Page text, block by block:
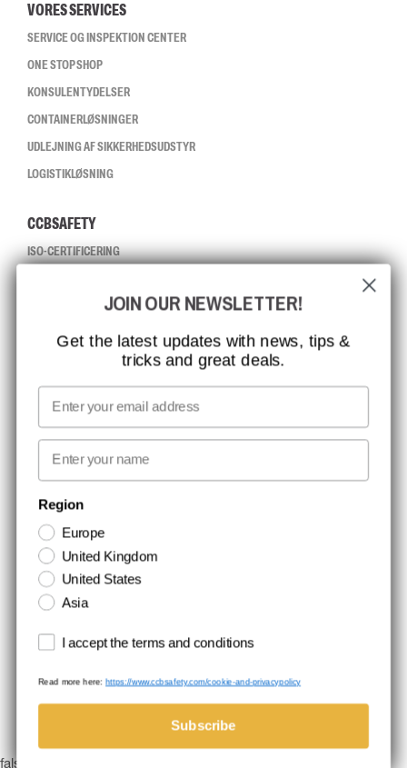
VORES SERVICES
SERVICE OG INSPEKTION CENTER
ONE STOP SHOP
KONSULENTYDELSER
CONTAINERLØSNINGER
UDLEJNING AF SIKKERHEDSUDSTYR
LOGISTIKLØSNING
CCBSAFETY
ISO-CERTIFICERING
MISSION, VISION OG VÆRDIER
KONTAKT
JOB HOS CCBSAFETY
MEDIA
VI TAGER ANSVAR
NYHEDSBREV TILMELDING
Hold dig opdateret med gode tilbud og produktnyheder. Din e-mail
opbevares sikkert og du kan til enhver tid
Handelsbetingelser
Cookie- og privatlivspolitik
false
JOIN OUR NEWSLETTER!
Get the latest updates with news, tips &
tricks and great deals.
Email
First name
Region
Europe
United Kingdom
United States
Asia
Terms and conditions
I accept the terms and conditions
Read more here:https://www.ccbsafety.com/cookie-and-privacypolicy
Subscribe